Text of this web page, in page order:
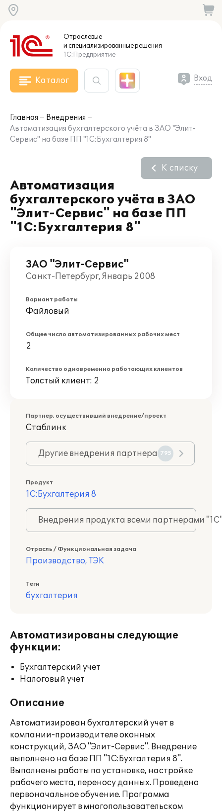
Отраслевые
и специализированныерешения
1С:Предприятие
Каталог Вход
Главная
Внедрения
Автоматизация бухгалтерского учёта в ЗАО "Элит-
Сервис" на базе ПП "1С:Бухгалтерия 8"
Автоматизация
бухгалтерского учёта в ЗАО
"Элит-Сервис" на базе ПП
"1С:Бухгалтерия 8"
К списку
ЗАО "Элит-Сервис"
Санкт-Петербург, Январь 2008
Вариант работы
Файловый
Общее число автоматизированных рабочих мест
2
Количество одновременно работающих клиентов
Толстый клиент: 2
Партнер, осуществивший внедрение/проект
Стаблинк
Другие внедрения партнера 795
Продукт
1С:Бухгалтерия 8
Внедрения продукта всеми партнерами
Отрасль / Функциональная задача
Производство, ТЭК
Теги
бухгалтерия
Автоматизированы следующие
функции:
Бухгалтерский учет
Налоговый учет
Описание
Автоматизирован бухгалтерский учет в
компании-производителе оконных
конструкций, ЗАО "Элит-Сервис". Внедрение
выполнено на базе ПП "1С:Бухгалтерия 8".
Выполнены работы по установке, настройке
рабочего места, переносу данных. Проведено
первоначальное обучение. Программа
функционирует в многопользовательском